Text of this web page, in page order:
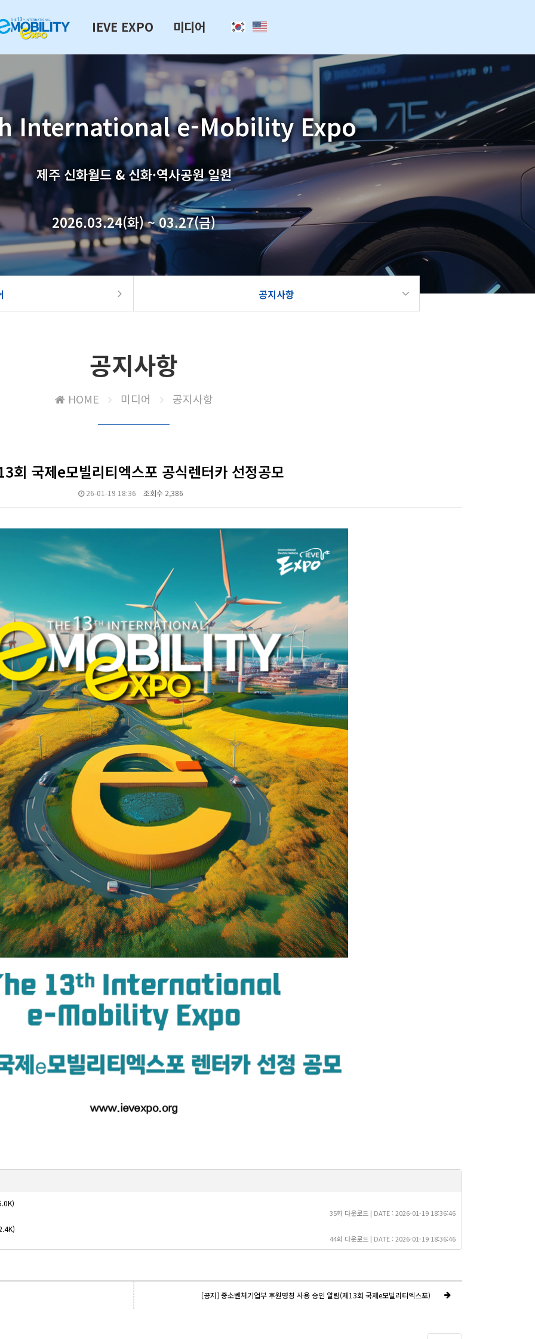
IEVE EXPO 미디어
International e-Mobility Expo
제주 신화월드 & 신화·역사공원 일원
2026.03.24(화) ~ 03.27(금)
공지사항
공지사항
HOME 미디어 공지사항
회 국제e모빌리티엑스포 공식렌터카 선정공모
26-01-19 18:36 조회수 2,386
35회 다운로드 | DATE : 2026-01-19 18:36:46
44회 다운로드 | DATE : 2026-01-19 18:36:46
[공지] 중소벤처기업부 후원명칭 사용 승인 알림(제13회 국제e모빌리티엑스포)